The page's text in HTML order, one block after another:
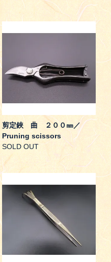
剪定鋏 曲 ２００㎜／
Pruning scissors
SOLD OUT